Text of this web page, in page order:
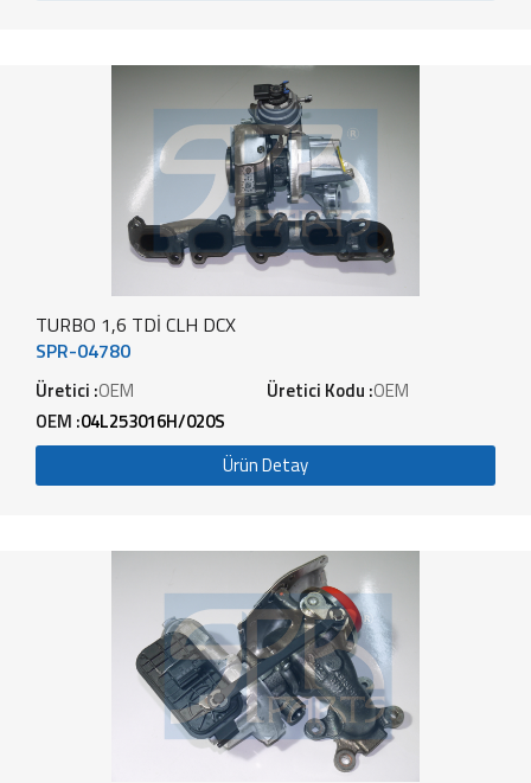
TURBO 1,6 TDİ CLH DCX
SPR-04780
Üretici :OEM Üretici Kodu :OEM
OEM :04L253016H/020S
Ürün Detay